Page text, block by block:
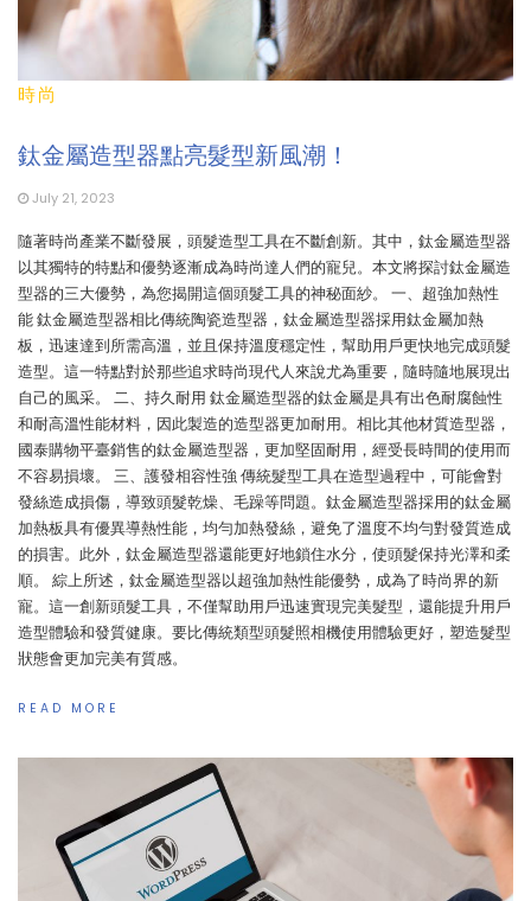
時尚
鈦金屬造型器點亮髮型新風潮！
July 21, 2023
隨著時尚產業不斷發展，頭髮造型工具在不斷創新。其中，鈦金屬造型器
以其獨特的特點和優勢逐漸成為時尚達人們的寵兒。本文將探討鈦金屬造
型器的三大優勢，為您揭開這個頭髮工具的神秘面紗。 一、超強加熱性
能 鈦金屬造型器相比傳統陶瓷造型器，鈦金屬造型器採用鈦金屬加熱
板，迅速達到所需高溫，並且保持溫度穩定性，幫助用戶更快地完成頭髮
造型。這一特點對於那些追求時尚現代人來說尤為重要，隨時隨地展現出
自己的風采。 二、持久耐用 鈦金屬造型器的鈦金屬是具有出色耐腐蝕性
和耐高溫性能材料，因此製造的造型器更加耐用。相比其他材質造型器，
國泰購物平臺銷售的鈦金屬造型器，更加堅固耐用，經受長時間的使用而
不容易損壞。 三、護發相容性強 傳統髮型工具在造型過程中，可能會對
發絲造成損傷，導致頭髮乾燥、毛躁等問題。鈦金屬造型器採用的鈦金屬
加熱板具有優異導熱性能，均勻加熱發絲，避免了溫度不均勻對發質造成
的損害。此外，鈦金屬造型器還能更好地鎖住水分，使頭髮保持光澤和柔
順。 綜上所述，鈦金屬造型器以超強加熱性能優勢，成為了時尚界的新
寵。這一創新頭髮工具，不僅幫助用戶迅速實現完美髮型，還能提升用戶
造型體驗和發質健康。要比傳統類型頭髮照相機使用體驗更好，塑造髮型
狀態會更加完美有質感。
READ MORE